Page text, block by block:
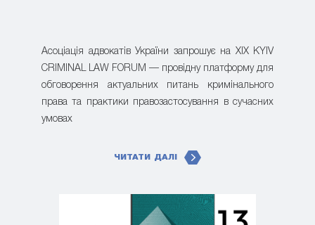
Асоціація адвокатів України запрошує на XIX KYIV
CRIMINAL LAW FORUM — провідну платформу для
обговорення актуальних питань кримінального
права та практики правозастосування в сучасних
умовах
ЧИТАТИ ДАЛІ